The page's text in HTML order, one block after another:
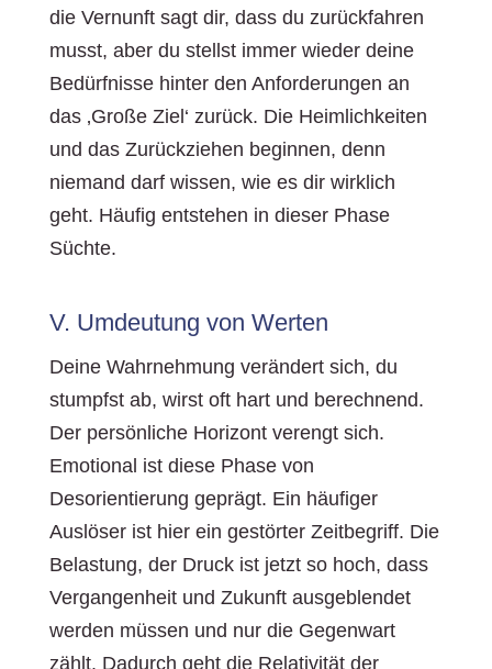
die Vernunft sagt dir, dass du zurückfahren
musst, aber du stellst immer wieder deine
Bedürfnisse hinter den Anforderungen an
das ‚Große Ziel‘ zurück. Die Heimlichkeiten
und das Zurückziehen beginnen, denn
niemand darf wissen, wie es dir wirklich
geht. Häufig entstehen in dieser Phase
Süchte.
V. Umdeutung von Werten
Deine Wahrnehmung verändert sich, du
stumpfst ab, wirst oft hart und berechnend.
Der persönliche Horizont verengt sich.
Emotional ist diese Phase von
Desorientierung geprägt. Ein häufiger
Auslöser ist hier ein gestörter Zeitbegriff. Die
Belastung, der Druck ist jetzt so hoch, dass
Vergangenheit und Zukunft ausgeblendet
werden müssen und nur die Gegenwart
zählt. Dadurch geht die Relativität der